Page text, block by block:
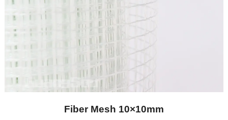
Fiber Mesh 10×10mm